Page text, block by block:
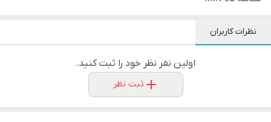
نظرات کاربران
اولین نفر نظر خود را ثبت کنید.
ثبت نظر